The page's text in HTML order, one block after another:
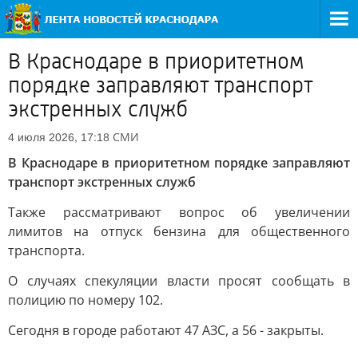
В Краснодаре в приоритетном
порядке заправляют транспорт
экстренных служб
4 июля 2026, 17:18 СМИ
В Краснодаре в приоритетном порядке заправляют
транспорт экстренных служб
Также рассматривают вопрос об увеличении
лимитов на отпуск бензина для общественного
транспорта.
О случаях спекуляции власти просят сообщать в
полицию по номеру 102.
Сегодня в городе работают 47 АЗС, а 56 - закрыты.